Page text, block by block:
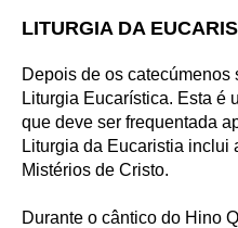
LITURGIA DA
Depois de os catecúmenos
Liturgia Eucarística. Esta é
que deve ser frequentada
Liturgia da Eucaristia inclui
Mistérios de Cristo.
Durante o cântico do Hino